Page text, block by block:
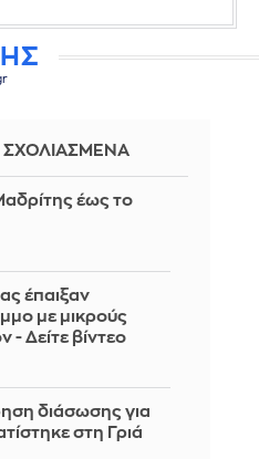
ΣΧΟΛΙΑΣΜΕΝΑ
έως το
έπαιξαν
με μικρούς
- Δείτε βίντεο
διάσωσης για
στη Γριά